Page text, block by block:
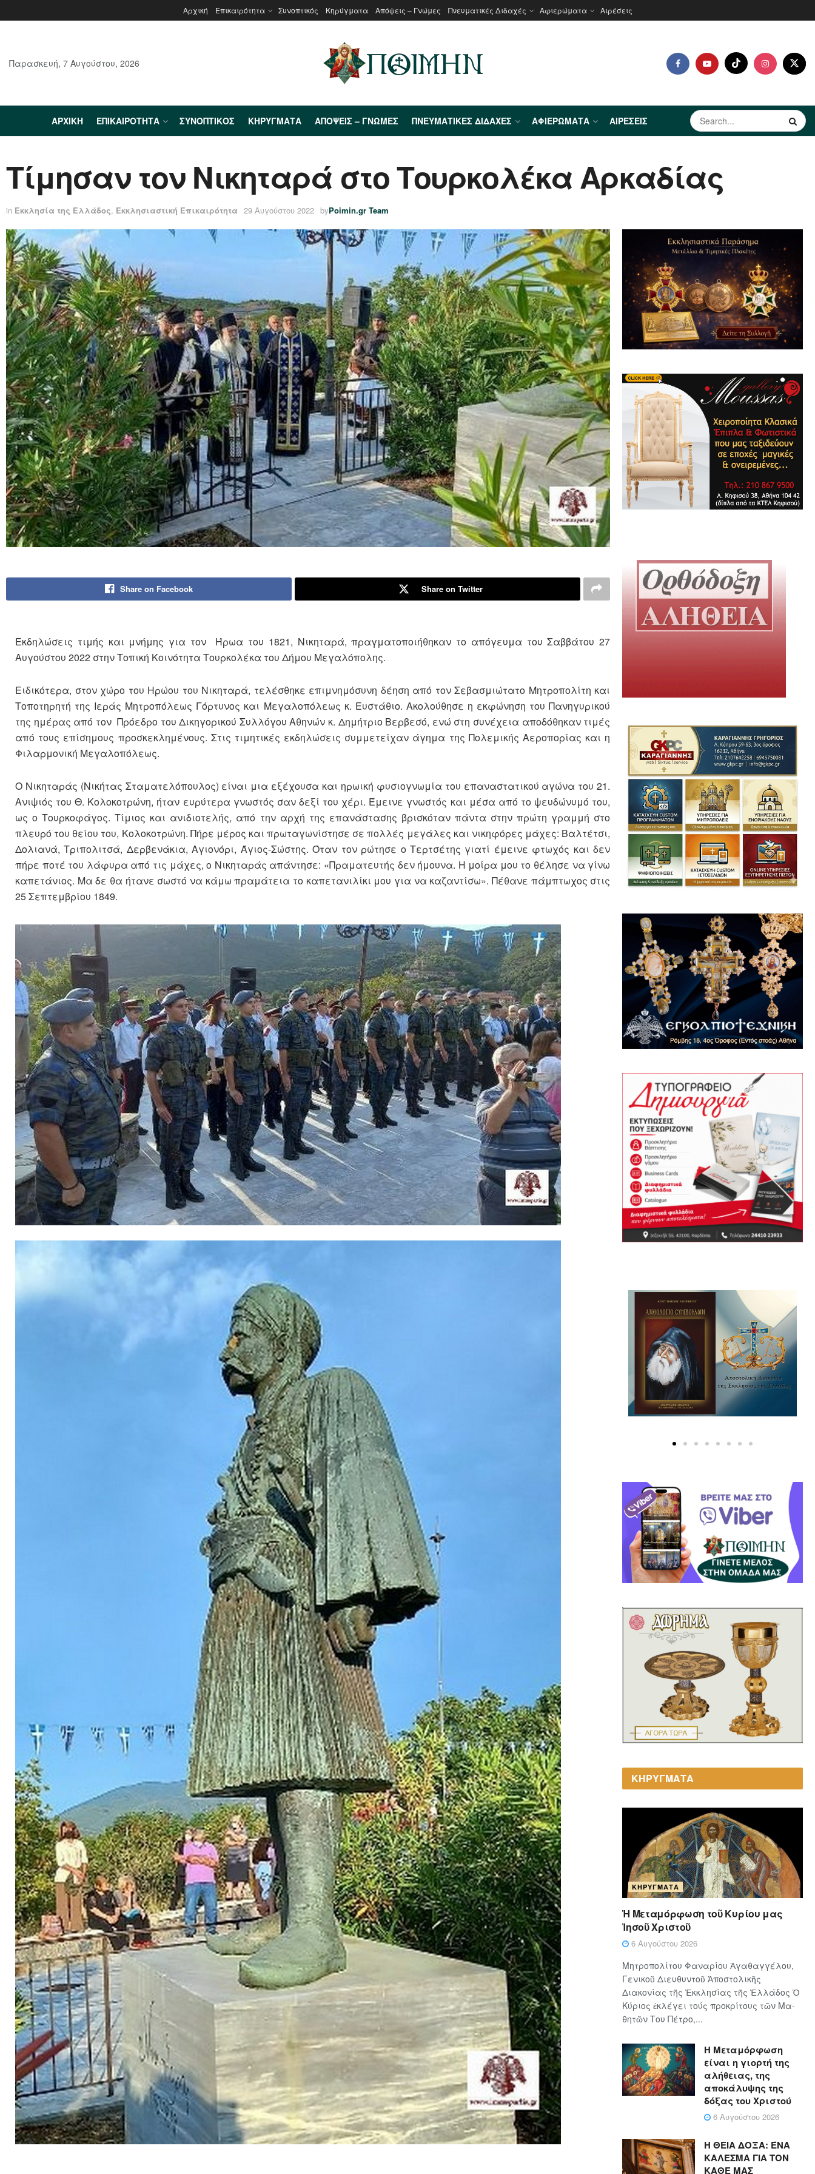
Αρχική Επικαιρότητα Συνοπτικός Κηρύγματα Απόψεις – Γνώμες Πνευματικές Διδαχές Αφιερώματα Αιρέσεις
Παρασκευή, 7 Αυγούστου, 2026
ΑΡΧΙΚΉ ΕΠΙΚΑΙΡΌΤΗΤΑ ΣΥΝΟΠΤΙΚΌΣ ΚΗΡΎΓΜΑΤΑ ΑΠΌΨΕΙΣ – ΓΝΏΜΕΣ ΠΝΕΥΜΑΤΙΚΈΣ ΔΙΔΑΧΈΣ ΑΦΙΕΡΏΜΑΤΑ ΑΙΡΈΣΕΙΣ
Τίμησαν τον Νικηταρά στο Τουρκολέκα Αρκαδίας
in Εκκλησία της Ελλάδος, Εκκλησιαστική Επικαιρότητα 29 Αυγούστου 2022 byPoimin.gr Team
Share on Facebook Share on Twitter
Εκδηλώσεις τιμής και μνήμης για τον Ήρωα του 1821, Νικηταρά, πραγματοποιήθηκαν το απόγευμα του Σαββάτου 27
Αυγούστου 2022 στην Τοπική Κοινότητα Τουρκολέκα του Δήμου Μεγαλόπολης.
Ειδικότερα, στον χώρο του Ηρώου του Νικηταρά, τελέσθηκε επιμνημόσυνη δέηση από τον Σεβασμιώτατο Μητροπολίτη και
Τοποτηρητή της Ιεράς Μητροπόλεως Γόρτυνος και Μεγαλοπόλεως κ. Ευστάθιο. Ακολούθησε η εκφώνηση του Πανηγυρικού
της ημέρας από τον Πρόεδρο του Δικηγορικού Συλλόγου Αθηνών κ. Δημήτριο Βερβεσό, ενώ στη συνέχεια αποδόθηκαν τιμές
από τους επίσημους προσκεκλημένους. Στις τιμητικές εκδηλώσεις συμμετείχαν άγημα της Πολεμικής Αεροπορίας και η
Φιλαρμονική Μεγαλοπόλεως.
Ο Νικηταράς (Νικήτας Σταματελόπουλος) είναι μια εξέχουσα και ηρωική φυσιογνωμία του επαναστατικού αγώνα του 21.
Ανιψιός του Θ. Κολοκοτρώνη, ήταν ευρύτερα γνωστός σαν δεξί του χέρι. Έμεινε γνωστός και μέσα από το ψευδώνυμό του,
ως ο Τουρκοφάγος. Τίμιος και ανιδιοτελής, από την αρχή της επανάστασης βρισκόταν πάντα στην πρώτη γραμμή στο
πλευρό του θείου του, Κολοκοτρώνη. Πήρε μέρος και πρωταγωνίστησε σε πολλές μεγάλες και νικηφόρες μάχες: Βαλτέτσι,
Δολιανά, Τριπολιτσά, Δερβενάκια, Αγιονόρι, Άγιος-Σώστης. Όταν τον ρώτησε ο Τερτσέτης γιατί έμεινε φτωχός και δεν
πήρε ποτέ του λάφυρα από τις μάχες, ο Νικηταράς απάντησε: «Πραματευτής δεν ήμουνα. Η μοίρα μου το θέλησε να γίνω
καπετάνιος. Μα δε θα ήτανε σωστό να κάμω πραμάτεια το καπετανιλίκι μου για να καζαντίσω». Πέθανε πάμπτωχος στις
25 Σεπτεμβρίου 1849.
ΚΗΡΥΓΜΑΤΑ
ΚΗΡΎΓΜΑΤΑ
Ἡ Μεταμόρφωση τοῦ Κυρίου μας
Ἰησοῦ Χριστοῦ
6 Αυγούστου 2026
Μητροπολίτου Φαναρίου Ἀγαθαγγέλου,
Γενικοῦ Διευθυντοῦ Ἀποστολικῆς
Διακονίας τῆς Ἐκκλησίας τῆς Ἑλλάδος Ὁ
Κύ­ρι­ος ἐκλέγει τούς προ­κρί­τους τῶν Μα­
θη­τῶν Του Πέ­τρο,...
Η Μεταμόρφωση
είναι η γιορτή της
αλήθειας, της
αποκάλυψης της
δόξας του Χριστού
6 Αυγούστου 2026
Η ΘΕΙΑ ΔΟΞΑ: ΈΝΑ
ΚΑΛΕΣΜΑ ΓΙΑ ΤΟΝ
ΚΑΘΕ ΜΑΣ